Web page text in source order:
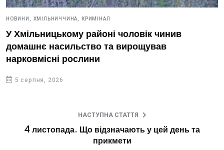
НОВИНИ, ХМІЛЬНИЧЧИНА, КРИМІНАЛ
У Хмільницькому районі чоловік чинив
домашнє насильство та вирощував
нарковмісні рослини
5 серпня, 2026
НАСТУПНА СТАТТЯ
4 листопада. Що відзначають у цей день та
прикмети